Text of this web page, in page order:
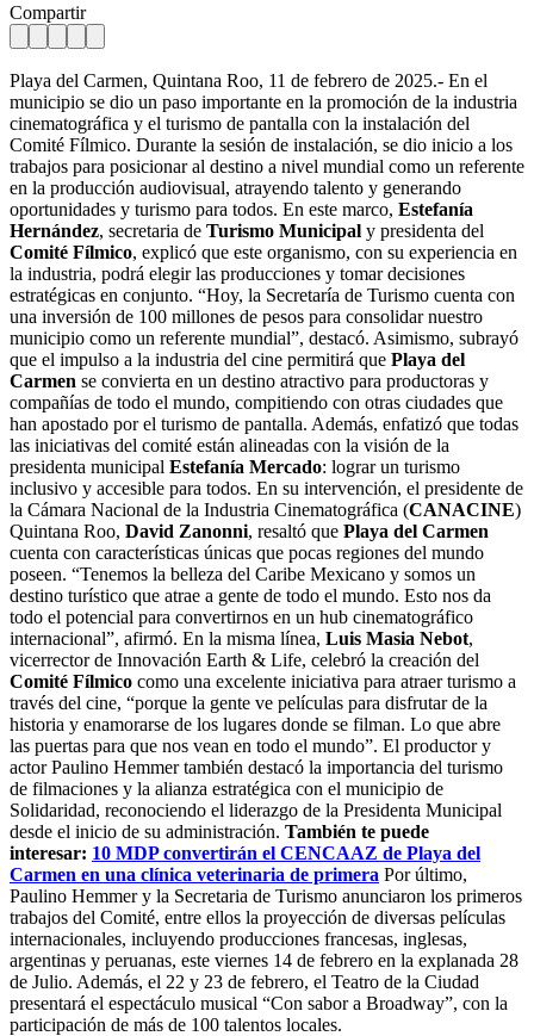
Compartir
Playa del Carmen, Quintana Roo, 11 de febrero de 2025.- En el
municipio se dio un paso importante en la promoción de la industria
cinematográfica y el turismo de pantalla con la instalación del
Comité Fílmico. Durante la sesión de instalación, se dio inicio a los
trabajos para posicionar al destino a nivel mundial como un referente
en la producción audiovisual, atrayendo talento y generando
oportunidades y turismo para todos. En este marco, Estefanía
Hernández, secretaria de Turismo Municipal y presidenta del
Comité Fílmico, explicó que este organismo, con su experiencia en
la industria, podrá elegir las producciones y tomar decisiones
estratégicas en conjunto. “Hoy, la Secretaría de Turismo cuenta con
una inversión de 100 millones de pesos para consolidar nuestro
municipio como un referente mundial”, destacó. Asimismo, subrayó
que el impulso a la industria del cine permitirá que Playa del
Carmen se convierta en un destino atractivo para productoras y
compañías de todo el mundo, compitiendo con otras ciudades que
han apostado por el turismo de pantalla. Además, enfatizó que todas
las iniciativas del comité están alineadas con la visión de la
presidenta municipal Estefanía Mercado: lograr un turismo
inclusivo y accesible para todos. En su intervención, el presidente de
la Cámara Nacional de la Industria Cinematográfica (CANACINE)
Quintana Roo, David Zanonni, resaltó que Playa del Carmen
cuenta con características únicas que pocas regiones del mundo
poseen. “Tenemos la belleza del Caribe Mexicano y somos un
destino turístico que atrae a gente de todo el mundo. Esto nos da
todo el potencial para convertirnos en un hub cinematográfico
internacional”, afirmó. En la misma línea, Luis Masia Nebot,
vicerrector de Innovación Earth & Life, celebró la creación del
Comité Fílmico como una excelente iniciativa para atraer turismo a
través del cine, “porque la gente ve películas para disfrutar de la
historia y enamorarse de los lugares donde se filman. Lo que abre
las puertas para que nos vean en todo el mundo”. El productor y
actor Paulino Hemmer también destacó la importancia del turismo
de filmaciones y la alianza estratégica con el municipio de
Solidaridad, reconociendo el liderazgo de la Presidenta Municipal
desde el inicio de su administración. También te puede
interesar: 10 MDP convertirán el CENCAAZ de Playa del
Carmen en una clínica veterinaria de primera Por último,
Paulino Hemmer y la Secretaria de Turismo anunciaron los primeros
trabajos del Comité, entre ellos la proyección de diversas películas
internacionales, incluyendo producciones francesas, inglesas,
argentinas y peruanas, este viernes 14 de febrero en la explanada 28
de Julio. Además, el 22 y 23 de febrero, el Teatro de la Ciudad
presentará el espectáculo musical “Con sabor a Broadway”, con la
participación de más de 100 talentos locales.